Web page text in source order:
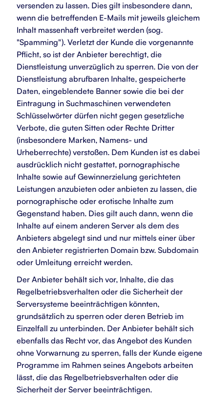
versenden zu lassen. Dies gilt insbesondere dann,
wenn die betreffenden E-Mails mit jeweils gleichem
Inhalt massenhaft verbreitet werden (sog.
"Spamming"). Verletzt der Kunde die vorgenannte
Pflicht, so ist der Anbieter berechtigt, die
Dienstleistung unverzüglich zu sperren. Die von der
Dienstleistung abrufbaren Inhalte, gespeicherte
Daten, eingeblendete Banner sowie die bei der
Eintragung in Suchmaschinen verwendeten
Schlüsselwörter dürfen nicht gegen gesetzliche
Verbote, die guten Sitten oder Rechte Dritter
(insbesondere Marken, Namens- und
Urheberrechte) verstoßen. Dem Kunden ist es dabei
ausdrücklich nicht gestattet, pornographische
Inhalte sowie auf Gewinnerzielung gerichteten
Leistungen anzubieten oder anbieten zu lassen, die
pornographische oder erotische Inhalte zum
Gegenstand haben. Dies gilt auch dann, wenn die
Inhalte auf einem anderen Server als dem des
Anbieters abgelegt sind und nur mittels einer über
den Anbieter registrierten Domain bzw. Subdomain
oder Umleitung erreicht werden.
Der Anbieter behält sich vor, Inhalte, die das
Regelbetriebsverhalten oder die Sicherheit der
Serversysteme beeinträchtigen könnten,
grundsätzlich zu sperren oder deren Betrieb im
Einzelfall zu unterbinden. Der Anbieter behält sich
ebenfalls das Recht vor, das Angebot des Kunden
ohne Vorwarnung zu sperren, falls der Kunde eigene
Programme im Rahmen seines Angebots arbeiten
lässt, die das Regelbetriebsverhalten oder die
Sicherheit der Server beeinträchtigen.